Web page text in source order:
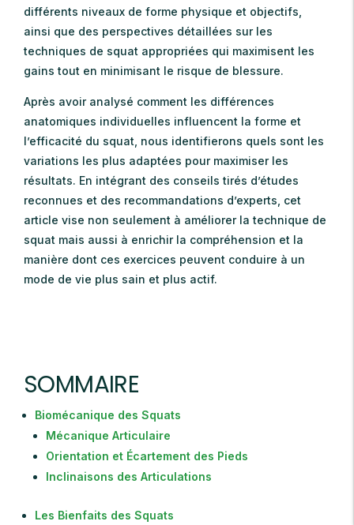
différents niveaux de forme physique et objectifs,
ainsi que des perspectives détaillées sur les
techniques de squat appropriées qui maximisent les
gains tout en minimisant le risque de blessure.
Après avoir analysé comment les différences
anatomiques individuelles influencent la forme et
l’efficacité du squat, nous identifierons quels sont les
variations les plus adaptées pour maximiser les
résultats. En intégrant des conseils tirés d’études
reconnues et des recommandations d’experts, cet
article vise non seulement à améliorer la technique de
squat mais aussi à enrichir la compréhension et la
manière dont ces exercices peuvent conduire à un
mode de vie plus sain et plus actif.
SOMMAIRE
Biomécanique des Squats
Mécanique Articulaire
Orientation et Écartement des Pieds
Inclinaisons des Articulations
Les Bienfaits des Squats